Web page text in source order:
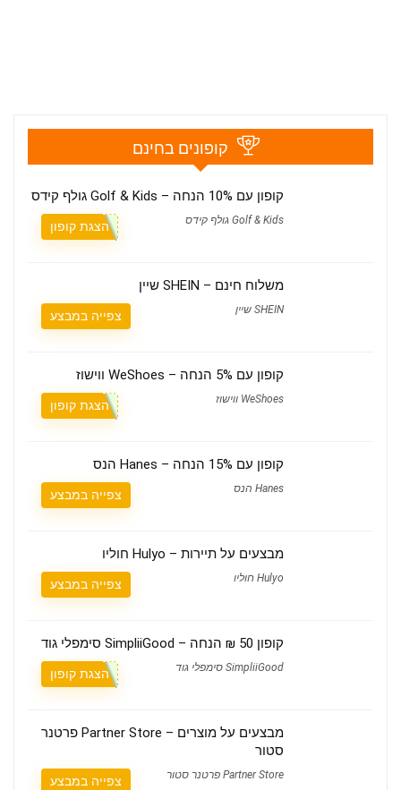
קופונים בחינם
קופון עם 10% הנחה – Golf & Kids גולף קידס
Golf & Kids גולף קידס הצגת קופון
משלוח חינם – SHEIN שיין
SHEIN שיין צפייה במבצע
קופון עם 5% הנחה – WeShoes ווישוז
WeShoes ווישוז הצגת קופון
קופון עם 15% הנחה – Hanes הנס
Hanes הנס צפייה במבצע
מבצעים על תיירות – Hulyo חוליו
Hulyo חוליו צפייה במבצע
קופון 50 ₪ הנחה – SimpliiGood סימפלי גוד
SimpliiGood סימפלי גוד הצגת קופון
מבצעים על מוצרים – Partner Store פרטנר
סטור
Partner Store פרטנר סטור צפייה במבצע